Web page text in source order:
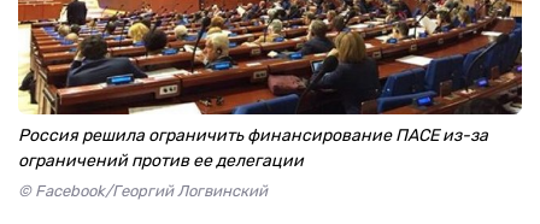
Россия решила ограничить финансирование ПАСЕ из-за
ограничений против ее делегации
© Facebook/Георгий Логвинский